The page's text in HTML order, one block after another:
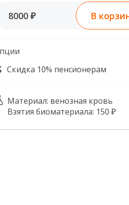
качества
8000 ₽ В
Скидка 10% пенсионерам
Материал: венозная кровь
Взятия биоматериала: 150 ₽